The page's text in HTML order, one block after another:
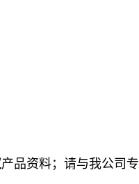
产品资料；请与我公司